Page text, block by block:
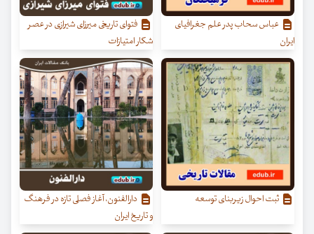
عباس سحاب پدر علم جغرافیای
ایران
فتوای تاریخی میرزای شیرازی در عصر
شکار امتیازات
ثبت احوال زیربنای توسعه
دارالفنون، آغاز فصلی تازه در فرهنگ
و تاریخ ایران